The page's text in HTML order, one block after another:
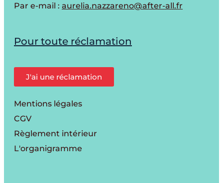
Par e-mail : aurelia.nazzareno@after-all.fr
Pour toute réclamation
J'ai une réclamation
Mentions légales
CGV
Règlement intérieur
L'organigramme